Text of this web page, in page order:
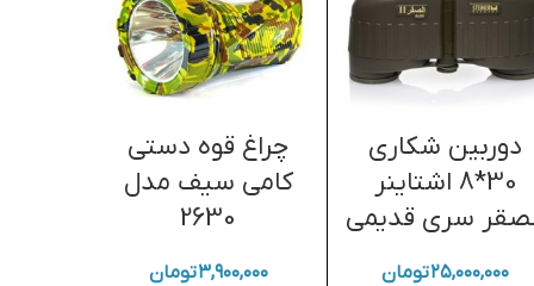
دوربین شکاری
30*8 اشتاینر
سری قدیمی
۲۵,۰۰۰,۰۰۰تومان
چراغ قوه دستی
کامی سیف مدل
2630
۳,۹۰۰,۰۰۰تومان